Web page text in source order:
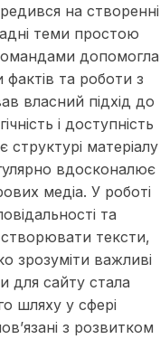
на створенні
теми простою
допомогла
та роботи з
власний підхід до
і доступність
структурі матеріалу
вдосконалює
медіа. У роботі
та
тексти,
зрозуміти важливі
для сайту стала
шляху у сфері
з розвитком